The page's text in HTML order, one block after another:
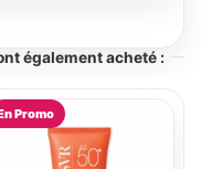
également acheté :
Promo